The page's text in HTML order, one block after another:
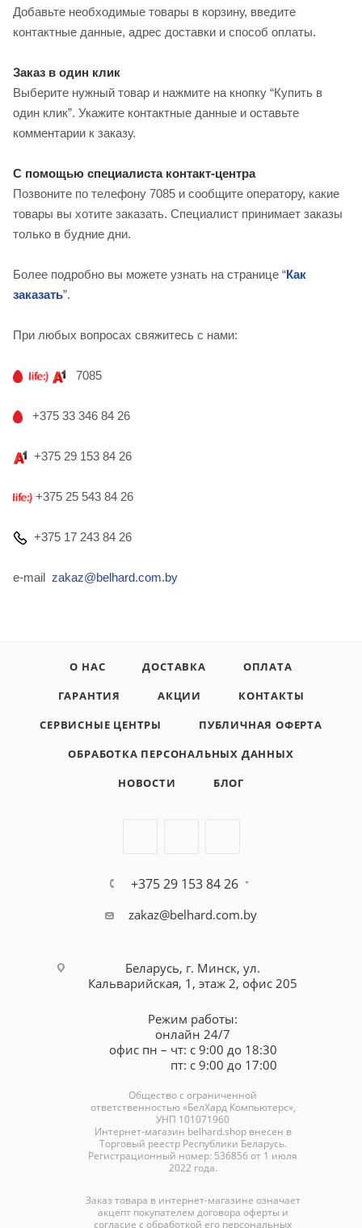
Добавьте необходимые товары в корзину, введите
контактные данные, адрес доставки и способ оплаты.
Заказ в один клик
Выберите нужный товар и нажмите на кнопку “Купить в
один клик”. Укажите контактные данные и оставьте
комментарии к заказу.
С помощью специалиста контакт-центра
Позвоните по телефону 7085 и сообщите оператору, какие
товары вы хотите заказать. Специалист принимает заказы
только в будние дни.
Более подробно вы можете узнать на странице “Как
заказать”.
При любых вопросах свяжитесь с нами:
7085
+375 33 346 84 26
+375 29 153 84 26
+375 25 543 84 26
+375 17 243 84 26
e-mail zakaz@belhard.com.by
О НАС ДОСТАВКА
ОПЛАТА
ГАРАНТИЯ
АКЦИИ
КОНТАКТЫ
СЕРВИСНЫЕ ЦЕНТРЫ
ПУБЛИЧНАЯ ОФЕРТА
ОБРАБОТКА ПЕРСОНАЛЬНЫХ ДАННЫХ
НОВОСТИ
БЛОГ
+375 29 153 84 26
zakaz@belhard.com.by
Беларусь, г. Минск, ул.
Кальварийская, 1, этаж 2, офис 205
Режим работы:
онлайн 24/7
офис пн – чт: с 9:00 до 18:30
пт: с 9:00 до 17:00
Общество с ограниченной
ответственностью «БелХард Компьютерс»,
УНП 101071960
Интернет-магазин belhard.shopвнесен в
Торговый реестр Республики Беларусь.
Регистрационный номер: 536856 от 1 июля
2022 года.
Заказ товара в интернет-магазине означает
акцепт покупателем договора оферты и
согласие с обработкой его персональных